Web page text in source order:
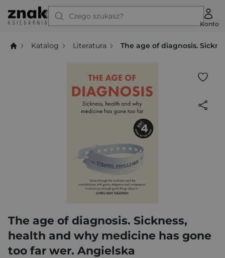
Czego szukasz?
Konto
Katalog Literatura The age of diagnosis.
The age of diagnosis. Sickness,
health and why medicine has gone
too far wer. Angielska